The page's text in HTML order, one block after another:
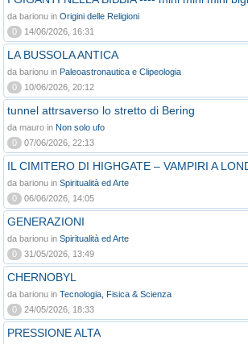
da barionu in Origini delle Religioni
0
14/06/2026, 16:31
LA BUSSOLA ANTICA
da barionu in Paleoastronautica e Clipeologia
0
10/06/2026, 20:12
tunnel attrsaverso lo stretto di Bering
da mauro in Non solo ufo
0
07/06/2026, 22:13
IL CIMITERO DI HIGHGATE – VAMPIRI A
da barionu in Spiritualità ed Arte
0
06/06/2026, 14:05
GENERAZIONI
da barionu in Spiritualità ed Arte
0
31/05/2026, 13:49
CHERNOBYL
da barionu in Tecnologia, Fisica & Scienza
0
24/05/2026, 18:33
PRESSIONE ALTA